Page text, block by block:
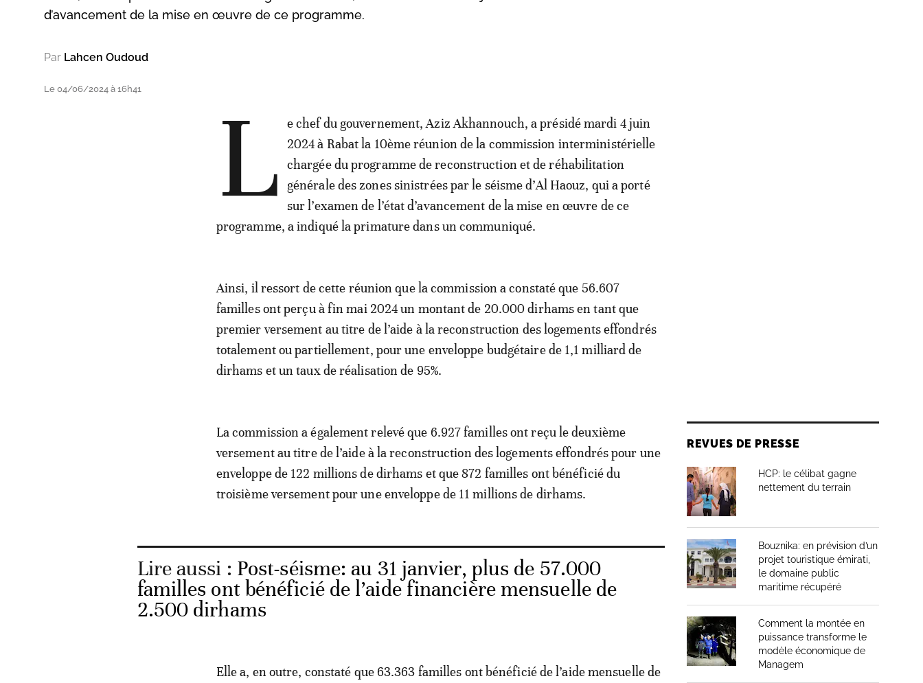
d’avancement de la mise en œuvre de ce programme.
Par Lahcen Oudoud
Le 04/06/2024 à 16h41 L
e chef du gouvernement, Aziz Akhannouch, a présidé mardi 4 juin
2024 à Rabat la 10ème réunion de la commission interministérielle
chargée du programme de reconstruction et de réhabilitation
générale des zones sinistrées par le séisme d’Al Haouz, qui a porté
sur l’examen de l’état d’avancement de la mise en œuvre de ce
programme, a indiqué la primature dans un communiqué.
Ainsi, il ressort de cette réunion que la commission a constaté que 56.607
familles ont perçu à fin mai 2024 un montant de 20.000 dirhams en tant que
premier versement au titre de l’aide à la reconstruction des logements effondrés
totalement ou partiellement, pour une enveloppe budgétaire de 1,1 milliard de
dirhams et un taux de réalisation de 95%.
La commission a également relevé que 6.927 familles ont reçu le deuxième
versement au titre de l’aide à la reconstruction des logements effondrés pour une
enveloppe de 122 millions de dirhams et que 872 familles ont bénéficié du
troisième versement pour une enveloppe de 11 millions de dirhams.
Lire aussi : Post-séisme: au 31 janvier, plus de 57.000
familles ont bénéficié de l’aide financière mensuelle de
2.500 dirhams
Elle a, en outre, constaté que 63.363 familles ont bénéficié de l’aide mensuelle de
REVUES DE PRESSE
HCP: le célibat gagne
nettement du terrain
Bouznika: en prévision d’un
projet touristique émirati,
le domaine public
maritime récupéré
Comment la montée en
puissance transforme le
modèle économique de
Managem